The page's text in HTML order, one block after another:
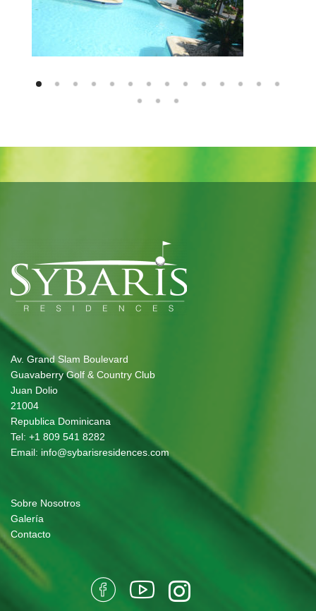
Av. Grand Slam Boulevard
Guavaberry Golf & Country Club
Juan Dolio
21004
Republica Dominicana
Tel: +1 809 541 8282
Email: info@sybarisresidences.com
Sobre Nosotros
Galería
Contacto